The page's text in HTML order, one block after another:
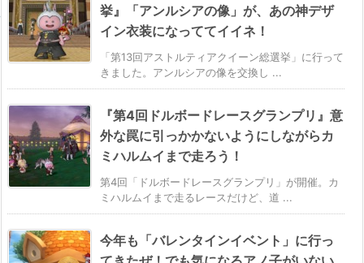
挙』「アンルシアの像」が、あの神デザ
イン衣装になっててイイネ！
「第13回アストルティアクイーン総選挙」に行って
きました。アンルシアの像を交換し ...
『第4回ドルボードレースグランプリ』意
外な罠に引っかかないようにしながらカ
ミハルムイまで走ろう！
第4回「ドルボードレースグランプリ」が開催。カ
ミハルムイまで走るレースだけど、道 ...
今年も「バレンタインイベント」に行っ